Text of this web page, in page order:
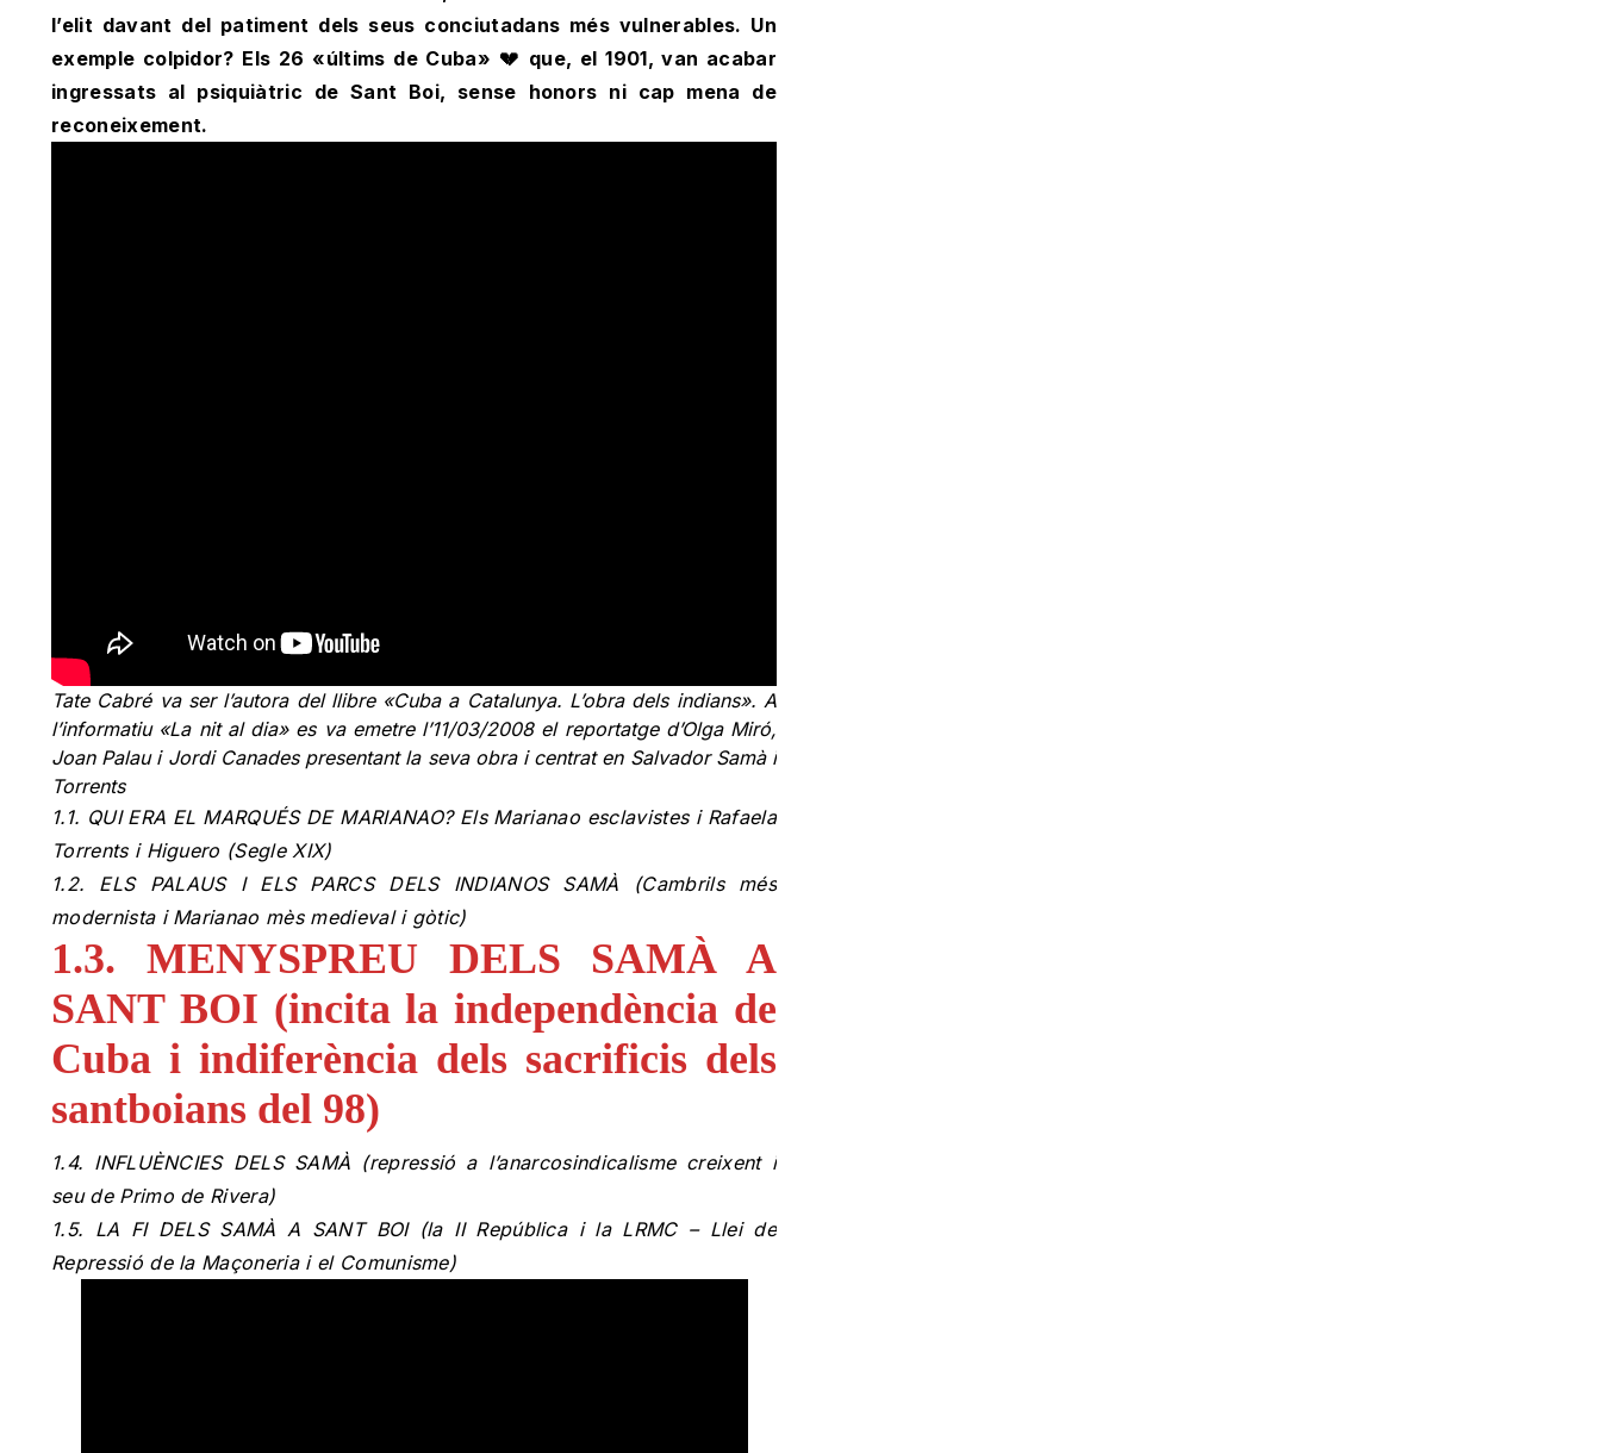
l’elit davant del patiment dels seus conciutadans més vulnerables. Un
exemple colpidor? Els 26 «últims de Cuba» 💔 que, el 1901, van acabar
ingressats al psiquiàtric de Sant Boi, sense honors ni cap mena de
reconeixement.
Tate Cabré va ser l’autora del llibre «Cuba a Catalunya. L’obra dels indians». A
l’informatiu «La nit al dia» es va emetre l’11/03/2008 el reportatge d’Olga Miró,
Joan Palau i Jordi Canades presentant la seva obra i centrat en Salvador Samà i
Torrents
1.1. QUI ERA EL MARQUÉS DE MARIANAO? Els Marianao esclavistes i Rafaela
Torrents i Higuero (Segle XIX)
1.2. ELS PALAUS I ELS PARCS DELS INDIANOS SAMÀ (Cambrils més
modernista i Marianao mès medieval i gòtic)
1.3. MENYSPREU DELS SAMÀ A
SANT BOI (incita la independència de
Cuba i indiferència dels sacrificis dels
santboians del 98)
1.4. INFLUÈNCIES DELS SAMÀ (repressió a l’anarcosindicalisme creixent i
seu de Primo de Rivera)
1.5. LA FI DELS SAMÀ A SANT BOI (la II República i la LRMC – Llei de
Repressió de la Maçoneria i el Comunisme)